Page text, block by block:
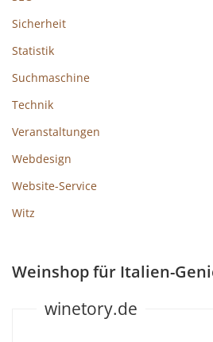
Sicherheit
Statistik
Suchmaschine
Technik
Veranstaltungen
Webdesign
Website-Service
Witz
Weinshop für Italien-
winetory.de